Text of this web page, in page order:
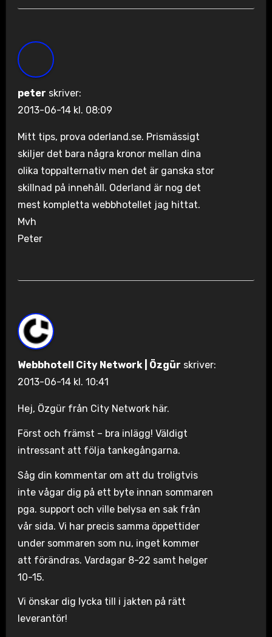
peter skriver:
2013-06-14 kl. 08:09
Mitt tips, prova oderland.se. Prismässigt
skiljer det bara några kronor mellan dina
olika toppalternativ men det är ganska stor
skillnad på innehåll. Oderland är nog det
mest kompletta webbhotellet jag hittat.
Mvh
Peter
Webbhotell City Network | Özgür skriver:
2013-06-14 kl. 10:41
Hej, Özgür från City Network här.
Först och främst – bra inlägg! Väldigt
intressant att följa tankegångarna.
Såg din kommentar om att du troligtvis
inte vågar dig på ett byte innan sommaren
pga. support och ville belysa en sak från
vår sida. Vi har precis samma öppettider
under sommaren som nu, inget kommer
att förändras. Vardagar 8-22 samt helger
10-15.
Vi önskar dig lycka till i jakten på rätt
leverantör!